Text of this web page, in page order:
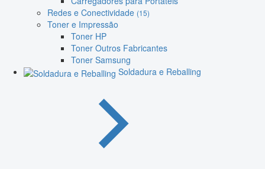
Redes e Conectividade (15)
Toner e Impressão
Toner HP
Toner Outros Fabricantes
Toner Samsung
Soldadura e Reballing